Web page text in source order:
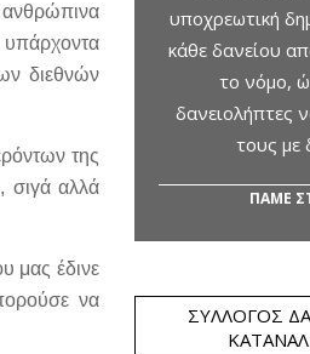
ανθρώπινα
υπάρχοντα
διεθνών
της
σιγά αλλά
μας έδινε
να
υποχρεωτική
κάθε δανείου
το νόμο,
δανειολήπτες
τους με
ΠΑΜΕ
ΣΎΛΛΟΓΟΣ